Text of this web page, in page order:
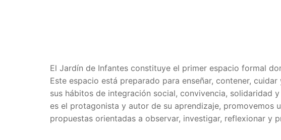
El Jardín de Infantes constituye el primer espacio formal
Este espacio está preparado para enseñar, contener,
sus hábitos de integración social, convivencia, solidaridad
es el protagonista y autor de su aprendizaje, promovemos
propuestas orientadas a observar, investigar, reflexionar y